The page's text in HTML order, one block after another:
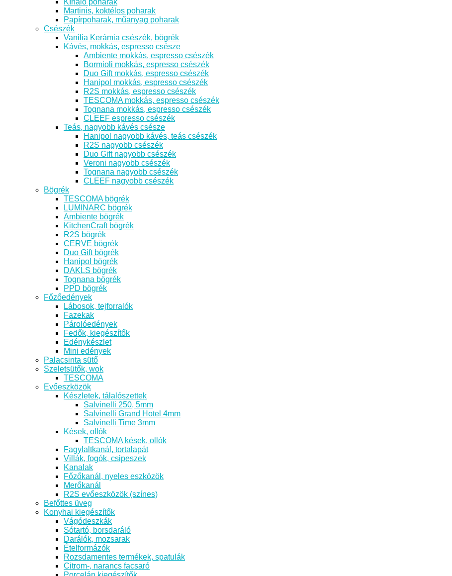
Martinis, koktélos poharak
Papírpoharak, műanyag poharak
Csészék
Vanilia Kerámia csészék, bögrék
Kávés, mokkás, espresso csésze
Ambiente mokkás, espresso csészék
Bormioli mokkás, espresso csészék
Duo Gift mokkás, espresso csészék
Hanipol mokkás, espresso csészék
R2S mokkás, espresso csészék
TESCOMA mokkás, espresso csészék
Tognana mokkás, espresso csészék
CLEEF espresso csészék
Teás, nagyobb kávés csésze
Hanipol nagyobb kávés, teás csészék
R2S nagyobb csészék
Duo Gift nagyobb csészék
Veroni nagyobb csészék
Tognana nagyobb csészék
CLEEF nagyobb csészék
Bögrék
TESCOMA bögrék
LUMINARC bögrék
Ambiente bögrék
KitchenCraft bögrék
R2S bögrék
CERVE bögrék
Duo Gift bögrék
Hanipol bögrék
DAKLS bögrék
Tognana bögrék
PPD bögrék
Főzőedények
Lábosok, tejforralók
Fazekak
Párolóedények
Fedők, kiegészítők
Edénykészlet
Mini edények
Palacsinta sütő
Szeletsütők, wok
TESCOMA
Evőeszközök
Készletek, tálalószettek
Salvinelli 250, 5mm
Salvinelli Grand Hotel 4mm
Salvinelli Time 3mm
Kések, ollók
TESCOMA kések, ollók
Fagylaltkanál, tortalapát
Villák, fogók, csipeszek
Kanalak
Főzőkanál, nyeles eszközök
Merőkanál
R2S evőeszközök (színes)
Befőttes üveg
Konyhai kiegészítők
Vágódeszkák
Sótartó, borsdaráló
Darálók, mozsarak
Ételformázók
Rozsdamentes termékek, spatulák
Citrom-, narancs facsaró